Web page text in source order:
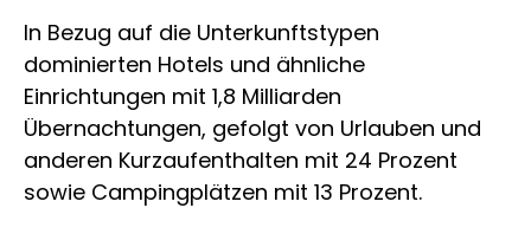
In Bezug auf die Unterkunftstypen
dominierten Hotels und ähnliche
Einrichtungen mit 1,8 Milliarden
Übernachtungen, gefolgt von Urlauben und
anderen Kurzaufenthalten mit 24 Prozent
sowie Campingplätzen mit 13 Prozent.